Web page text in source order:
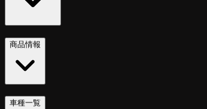
商品情報
車種一覧